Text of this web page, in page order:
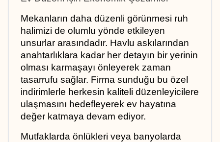
Mekanların daha düzenli görünmesi ruh
halimizi de olumlu yönde etkileyen
unsurlar arasındadır. Havlu askılarından
anahtarlıklara kadar her detayın bir yerinin
olması karmaşayı önleyerek zaman
tasarrufu sağlar. Firma sunduğu bu özel
indirimlerle herkesin kaliteli düzenleyicilere
ulaşmasını hedefleyerek ev hayatına
değer katmaya devam ediyor.
Mutfaklarda önlükleri veya banyolarda